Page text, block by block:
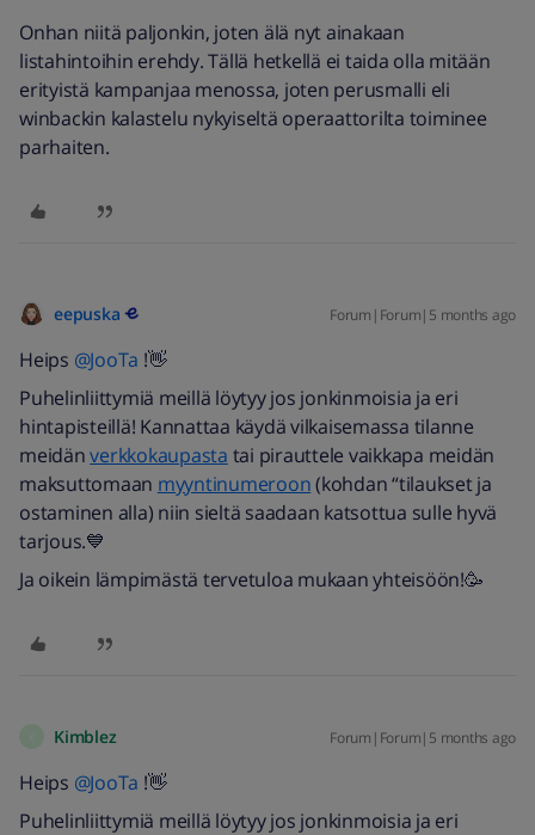
Onhan niitä paljonkin, joten älä nyt ainakaan
listahintoihin erehdy. Tällä hetkellä ei taida olla mitään
erityistä kampanjaa menossa, joten perusmalli eli
winbackin kalastelu nykyiseltä operaattorilta toiminee
parhaiten.
eepuska Forum|Forum|5 months ago
Heips ​ @JooTa !👋
Puhelinliittymiä meillä löytyy jos jonkinmoisia ja eri
hintapisteillä! Kannattaa käydä vilkaisemassa tilanne
meidänverkkokaupasta tai pirauttele vaikkapa meidän
maksuttomaan myyntinumeroon(kohdan “tilaukset ja
ostaminen alla) niin sieltä saadaan katsottua sulle hyvä
tarjous.💙
Ja oikein lämpimästä tervetuloa mukaan yhteisöön!🥳
Kimblez Forum|Forum|5 months ago
Heips ​ @JooTa !👋
Puhelinliittymiä meillä löytyy jos jonkinmoisia ja eri